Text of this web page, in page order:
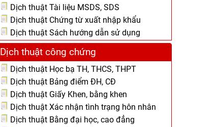
Dịch thuật Tài liệu MSDS, SDS
Dịch thuật Chứng từ xuất nhập khẩu
Dịch thuật Sách hướng dẫn sử dụng
Dịch thuật công chứng
Dịch thuật Học bạ TH, THCS, THPT
Dịch thuật Bảng điểm ĐH, CĐ
Dịch thuật Giấy Khen, bằng khen
Dịch thuật Xác nhận tình trạng hôn nhân
Dịch thuật Bằng đại học, cao đẳng